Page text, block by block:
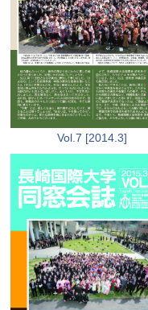
Vol.7 [2014.3]